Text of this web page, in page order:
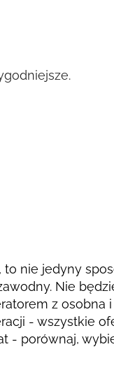
to nie jedyny
Nie
z osobna
- wszystkie
- porównaj,